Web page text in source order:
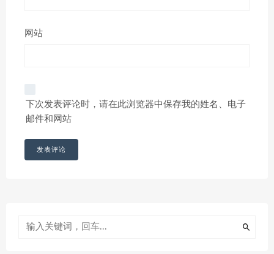
网站
下次发表评论时，请在此浏览器中保存我的姓名、电子
邮件和网站